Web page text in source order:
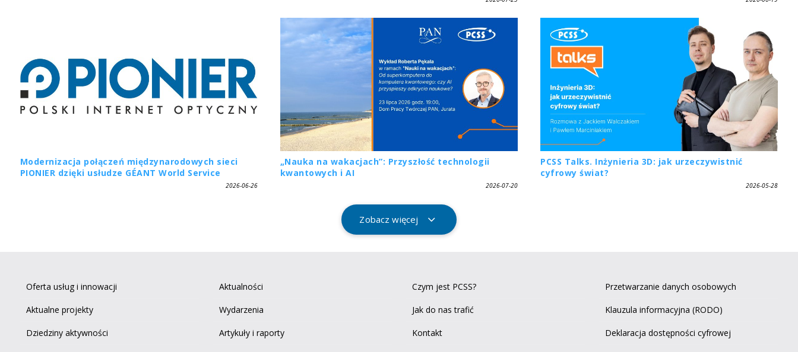
Modernizacja połączeń międzynarodowych sieci
PIONIER dzięki usłudze GÉANT World Service
2026-06-26
„Nauka na wakacjach”: Przyszłość technologii
kwantowych i AI
2026-07-20
PCSS Talks. Inżynieria 3D: jak urzeczywistnić
cyfrowy świat?
2026-05-28
Zobacz więcej
Oferta usług i innowacji
Aktualne projekty
Dziedziny aktywności
Aktualności
Wydarzenia
Artykuły i raporty
Czym jest PCSS?
Jak do nas trafić
Kontakt
Przetwarzanie danych osobowych
Klauzula informacyjna (RODO)
Deklaracja dostępności cyfrowej